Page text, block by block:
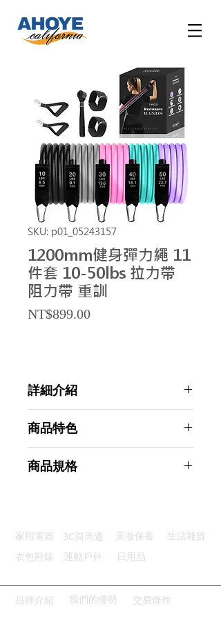
SKU: p01_05243157
1200mm健身彈力繩 11
件套 10-50lbs 拉力帶
阻力帶 重訓
NT$899.00Price
詳細介紹
商品特色
男女適用：可適用於各種階段訓練
商品規格
主要材質：TPE
商品尺寸：19*16*12cm
產地名稱：中國大陸
代理商：亞桓有限公司
家用電器 3C與周邊 美妝保養
生活雜貨
衣包鞋錶
運動戶外 日用品
品牌介紹 我們的優勢 交易條件